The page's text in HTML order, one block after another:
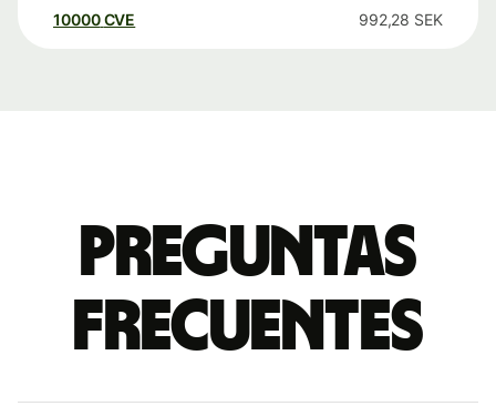
10000 CVE 992,28 SEK
Preguntas
frecuentes